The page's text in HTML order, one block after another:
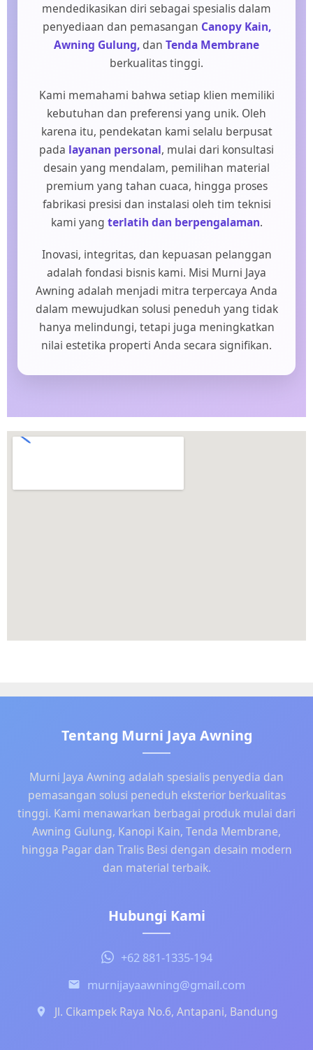
mendedikasikan diri sebagai spesialis dalam
penyediaan dan pemasangan Canopy Kain,
Awning Gulung, dan Tenda Membrane
berkualitas tinggi.
Kami memahami bahwa setiap klien memiliki
kebutuhan dan preferensi yang unik. Oleh
karena itu, pendekatan kami selalu berpusat
pada layanan personal, mulai dari konsultasi
desain yang mendalam, pemilihan material
premium yang tahan cuaca, hingga proses
fabrikasi presisi dan instalasi oleh tim teknisi
kami yang terlatih dan berpengalaman.
Inovasi, integritas, dan kepuasan pelanggan
adalah fondasi bisnis kami. Misi Murni Jaya
Awning adalah menjadi mitra terpercaya Anda
dalam mewujudkan solusi peneduh yang tidak
hanya melindungi, tetapi juga meningkatkan
nilai estetika properti Anda secara signifikan.
Tentang Murni Jaya Awning
Murni Jaya Awning adalah spesialis penyedia dan
pemasangan solusi peneduh eksterior berkualitas
tinggi. Kami menawarkan berbagai produk mulai dari
Awning Gulung, Kanopi Kain, Tenda Membrane,
hingga Pagar dan Tralis Besi dengan desain modern
dan material terbaik.
Hubungi Kami
+62 881-1335-194
murnijayaawning@gmail.com
Jl. Cikampek Raya No.6, Antapani, Bandung